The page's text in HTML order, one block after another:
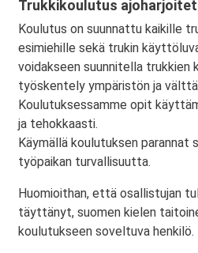
Trukkikoulutus
Koulutus on suunnattu kaikille
esimiehille sekä trukin
voidakseen suunnitella trukkien
työskentely ympäristön ja
Koulutuksessamme opit
ja tehokkaasti.
Käymällä koulutuksen parannat
työpaikan turvallisuutta.
Huomioithan, että osallistujan
täyttänyt, suomen kielen
koulutukseen soveltuva henkilö.